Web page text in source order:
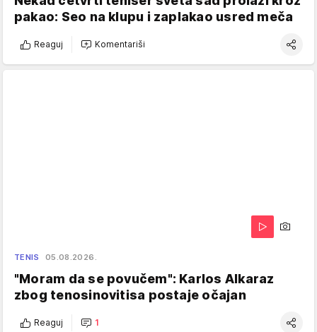
pakao: Seo na klupu i zaplakao usred meča
Reaguj Komentariši
TENIS 05.08.2026.
"Moram da se povučem": Karlos Alkaraz
zbog tenosinovitisa postaje očajan
Reaguj 1